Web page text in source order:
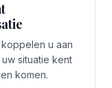
u aan
situatie kent
komen.